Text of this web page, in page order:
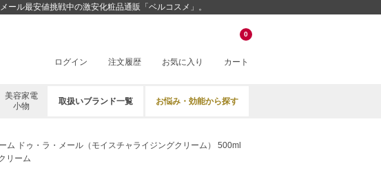
ル最安値挑戦中の激安化粧品通販「ベルコスメ」。
ログイン 注文履歴 お気に入り カート
0
美容家電
小物
取扱いブランド一覧 お悩み・効能から探す
ム ドゥ・ラ・メール（モイスチャライジングクリーム） 500ml
リーム